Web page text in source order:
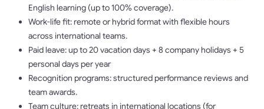
English learning (up to 100% coverage).
Work-life fit: remote or hybrid format with flexible hours
across international teams.
Paid leave: up to 20 vacation days + 8 company holidays + 5
personal days per year
Recognition programs: structured performance reviews and
team awards.
Team culture: retreats in international locations (for